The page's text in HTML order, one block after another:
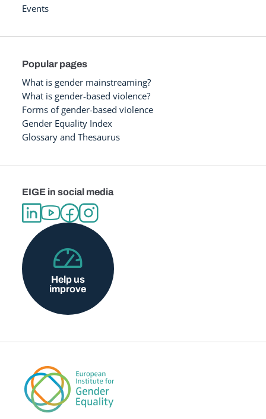
Events
Popular pages
What is gender mainstreaming?
What is gender-based violence?
Forms of gender-based violence
Gender Equality Index
Glossary and Thesaurus
EIGE in social media
Help us
improve